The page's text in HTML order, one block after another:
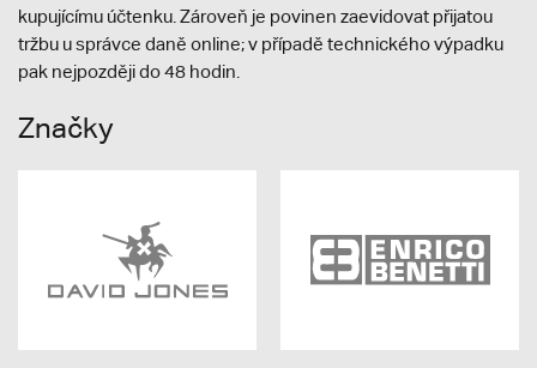
kupujícímu účtenku. Zároveň je povinen zaevidovat přijatou
tržbu u správce daně online; v případě technického výpadku
pak nejpozději do 48 hodin.
Značky